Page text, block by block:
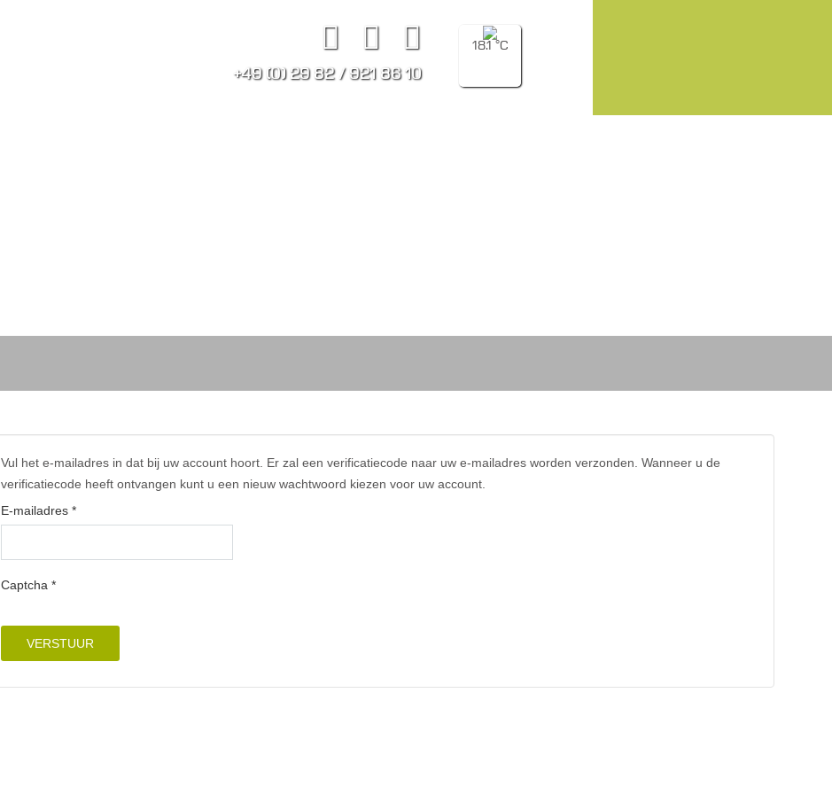
+49 (0) 29 82 / 921 86 10
18.1 °C
Vul het e-mailadres in dat bij uw account hoort. Er zal een verificatiecode naar uw e-mailadres worden verzonden. Wanneer u de
verificatiecode heeft ontvangen kunt u een nieuw wachtwoord kiezen voor uw account.
E-mailadres *
Captcha *
VERSTUUR